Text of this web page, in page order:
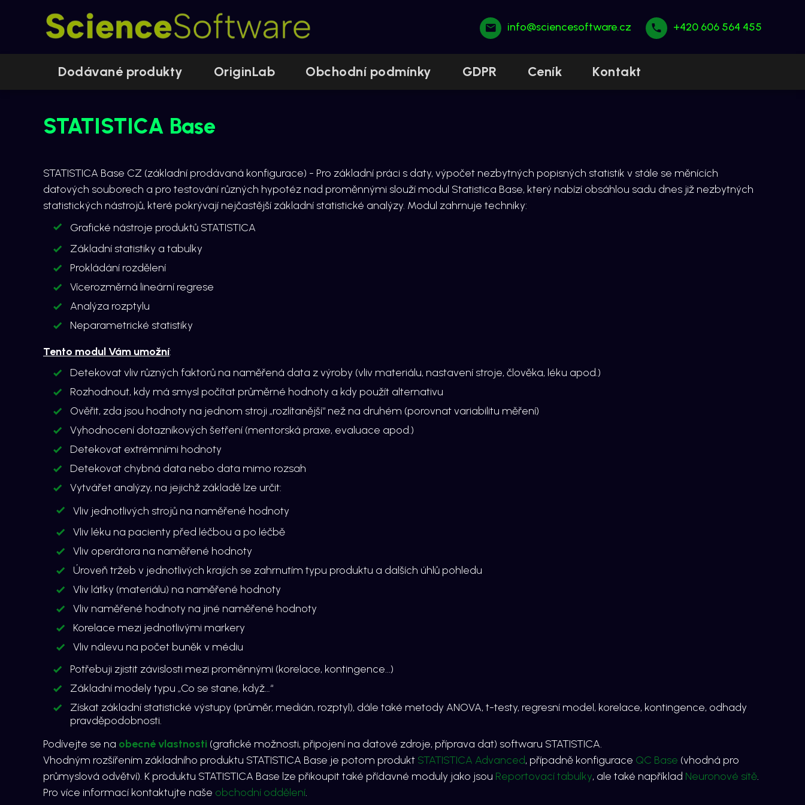
info@sciencesoftware.cz +420 606 564 455
Dodávané produkty OriginLab Obchodní podmínky GDPR Ceník Kontakt
STATISTICA Base
STATISTICA Base CZ (základní prodávaná konfigurace) - Pro základní práci s daty, výpočet nezbytných popisných statistik v stále se měnících
datových souborech a pro testování různých hypotéz nad proměnnými slouží modul Statistica Base, který nabízí obsáhlou sadu dnes již nezbytných
statistických nástrojů, které pokrývají nejčastější základní statistické analýzy. Modul zahrnuje techniky:
Grafické nástroje produktů STATISTICA
Základní statistiky a tabulky
Prokládání rozdělení
Vícerozměrná lineární regrese
Analýza rozptylu
Neparametrické statistiky
Tento modul Vám umožní:
Detekovat vliv různých faktorů na naměřená data z výroby (vliv materiálu, nastavení stroje, člověka, léku apod.)
Rozhodnout, kdy má smysl počítat průměrné hodnoty a kdy použít alternativu
Ověřit, zda jsou hodnoty na jednom stroji „rozlítanější“ než na druhém (porovnat variabilitu měření)
Vyhodnocení dotazníkových šetření (mentorská praxe, evaluace apod.)
Detekovat extrémními hodnoty
Detekovat chybná data nebo data mimo rozsah
Vytvářet analýzy, na jejichž základě lze určit:
Vliv jednotlivých strojů na naměřené hodnoty
Vliv léku na pacienty před léčbou a po léčbě
Vliv operátora na naměřené hodnoty
Úroveň tržeb v jednotlivých krajích se zahrnutím typu produktu a dalších úhlů pohledu
Vliv látky (materiálu) na naměřené hodnoty
Vliv naměřené hodnoty na jiné naměřené hodnoty
Korelace mezi jednotlivými markery
Vliv nálevu na počet buněk v médiu
Potřebuji zjistit závislosti mezi proměnnými (korelace, kontingence...)
Základní modely typu „Co se stane, když…“
Získat základní statistické výstupy (průměr, medián, rozptyl), dále také metody ANOVA, t-testy, regresní model, korelace, kontingence, odhady
pravděpodobnosti.
Podívejte se na obecné vlastnosti (grafické možnosti, připojení na datové zdroje, příprava dat) softwaru STATISTICA.
Vhodným rozšířením základního produktu STATISTICA Base je potom produkt STATISTICA Advanced, případně konfigurace QC Base (vhodná pro
průmyslová odvětví). K produktu STATISTICA Base lze přikoupit také přídavné moduly jako jsou Reportovací tabulky, ale také například Neuronové sítě.
Pro více informací kontaktujte naše obchodní oddělení.